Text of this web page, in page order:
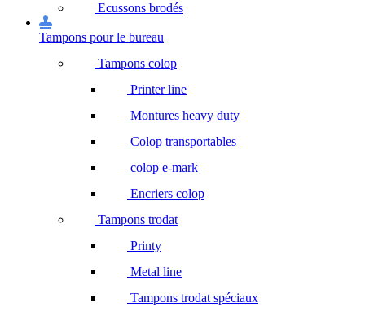
Ecussons brodés
Tampons pour le bureau
Tampons colop
Printer line
Montures heavy duty
Colop transportables
colop e-mark
Encriers colop
Tampons trodat
Printy
Metal line
Tampons trodat spéciaux